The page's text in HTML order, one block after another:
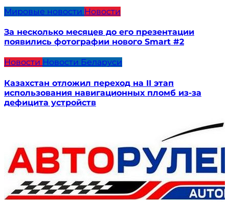
Мировые новости Новости
За несколько месяцев до его презентации
появились фотографии нового Smart #2
Новости Новости Беларуси
Казахстан отложил переход на II этап
использования навигационных пломб из-за
дефицита устройств